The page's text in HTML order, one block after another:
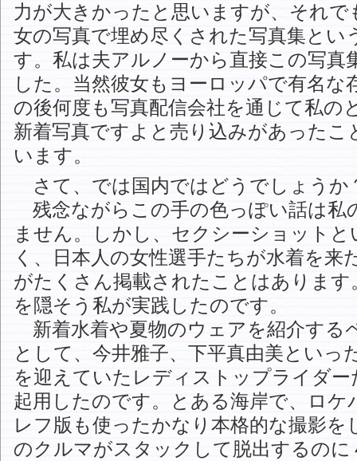
力が大きかったと思いますが、それで
女の写真で埋め尽くされた写真集とい
す。私は夫アルノーから直接この写真
した。当然彼女もヨーロッパで有名な
の後何度も写真配信会社を通じて私の
新着写真ですよと売り込みがあったこ
います。
さて、では国内ではどうでしょうか
残念ながらこの手の色っぽい話は私
ません。しかし、セクシーショット
く、日本人の女性選手たちが水着を来
がたくさん掲載されたことはあります
を隠そう私が実践したのです。
新着水着や夏物のウェアを紹介する
として、今井雅子、下平真由美といっ
を迎えていたレディストップライダ
起用したのです。とある海岸で、ロケ
レフ版も使ったかなり本格的な撮影を
のクルマがスタックして脱出するのに